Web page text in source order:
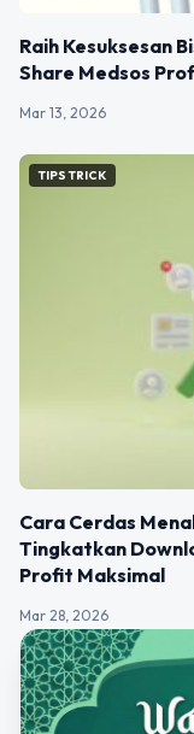
Raih Kesuksesan
Share Medsos
Mar 13, 2026
TIPS TRICK
Cara Cerdas
Tingkatkan
Profit Maksimal
Mar 28, 2026